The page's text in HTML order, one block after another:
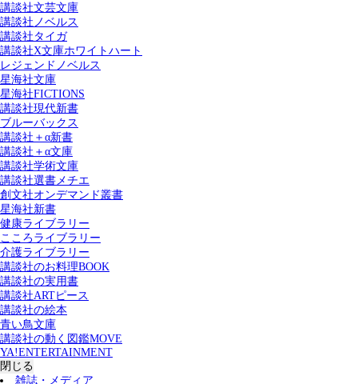
講談社文芸文庫
講談社ノベルス
講談社タイガ
講談社X文庫ホワイトハート
レジェンドノベルス
星海社文庫
星海社FICTIONS
講談社現代新書
ブルーバックス
講談社＋α新書
講談社＋α文庫
講談社学術文庫
講談社選書メチエ
創文社オンデマンド叢書
星海社新書
健康ライブラリー
こころライブラリー
介護ライブラリー
講談社のお料理BOOK
講談社の実用書
講談社ARTピース
講談社の絵本
青い鳥文庫
講談社の動く図鑑MOVE
YA!ENTERTAINMENT
閉じる
雑誌・メディア